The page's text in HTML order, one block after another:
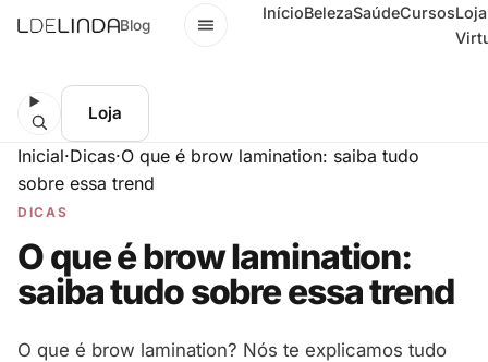
Blog Menu InícioBelezaSaúdeCursosLoja
Loja
Inicial·Dicas·O que é brow lamination: saiba tudo
sobre essa trend
DICAS
O que é brow lamination:
saiba tudo sobre essa trend
O que é brow lamination? Nós te explicamos tudo